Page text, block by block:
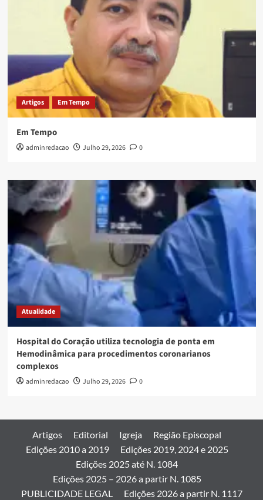
Artigos Em Tempo
Em Tempo
adminredacao Julho 29, 2026 0
Atualidade
Hospital do Coração utiliza tecnologia de ponta em
Hemodinâmica para procedimentos coronarianos
complexos
adminredacao Julho 29, 2026 0
Artigos Editorial Igreja
Região Episcopal
Edições 2010 a 2019
Edições 2019, 2024 e 2025
Edições 2025 até N. 1084
Edições 2025 – 2026 a partir N. 1085
PUBLICIDADE LEGAL
Edições 2026 a partir N. 1117